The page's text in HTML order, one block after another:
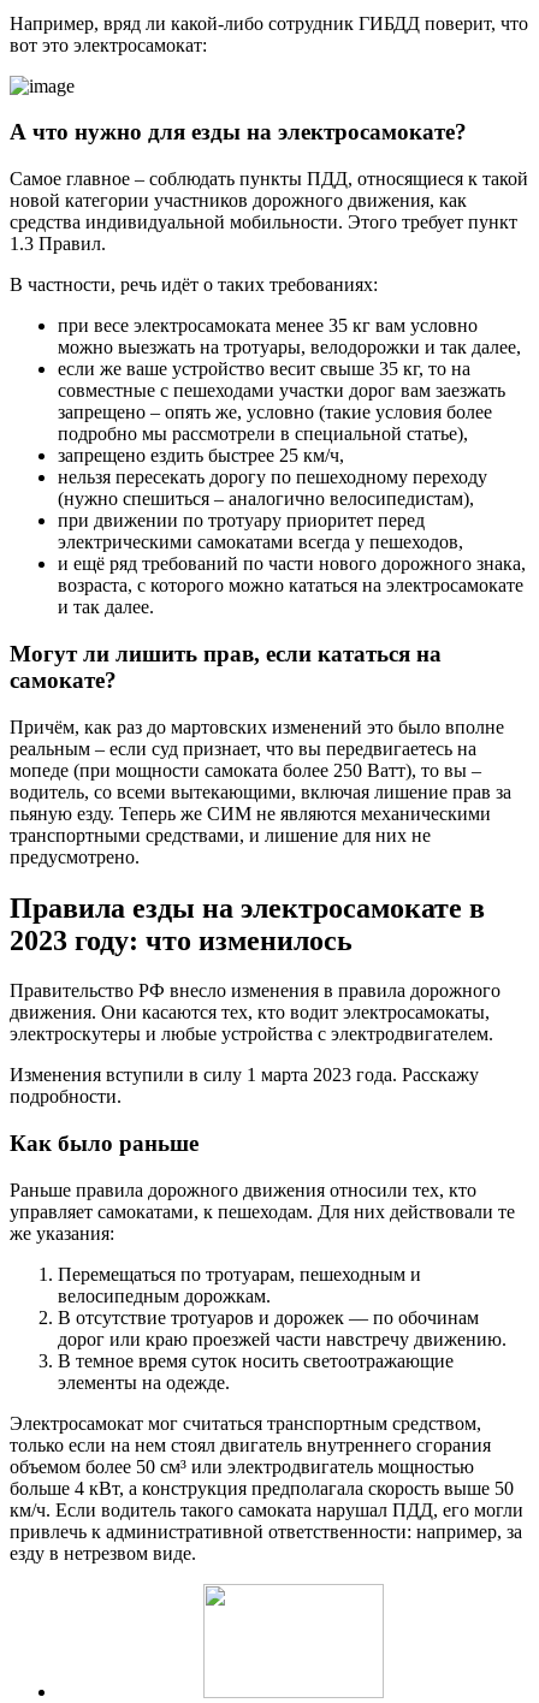
Например, вряд ли какой-либо сотрудник ГИБДД поверит, что
вот это электросамокат:
А что нужно для езды на электросамокате?
Самое главное – соблюдать пункты ПДД, относящиеся к такой
новой категории участников дорожного движения, как
средства индивидуальной мобильности. Этого требует пункт
1.3 Правил.
В частности, речь идёт о таких требованиях:
при весе электросамоката менее 35 кг вам условно
можно выезжать на тротуары, велодорожки и так далее,
если же ваше устройство весит свыше 35 кг, то на
совместные с пешеходами участки дорог вам заезжать
запрещено – опять же, условно (такие условия более
подробно мы рассмотрели в специальной статье),
запрещено ездить быстрее 25 км/ч,
нельзя пересекать дорогу по пешеходному переходу
(нужно спешиться – аналогично велосипедистам),
при движении по тротуару приоритет перед
электрическими самокатами всегда у пешеходов,
и ещё ряд требований по части нового дорожного знака,
возраста, с которого можно кататься на электросамокате
и так далее.
Могут ли лишить прав, если кататься на
самокате?
Причём, как раз до мартовских изменений это было вполне
реальным – если суд признает, что вы передвигаетесь на
мопеде (при мощности самоката более 250 Ватт), то вы –
водитель, со всеми вытекающими, включая лишение прав за
пьяную езду. Теперь же СИМ не являются механическими
транспортными средствами, и лишение для них не
предусмотрено.
Правила езды на электросамокате в
2023 году: что изменилось
Правительство РФ внесло изменения в правила дорожного
движения. Они касаются тех, кто водит электросамокаты,
электроскутеры и любые устройства с электродвигателем.
Изменения вступили в силу 1 марта 2023 года. Расскажу
подробности.
Как было раньше
Раньше правила дорожного движения относили тех, кто
управляет самокатами, к пешеходам. Для них действовали те
же указания:
Перемещаться по тротуарам, пешеходным и
велосипедным дорожкам.
В отсутствие тротуаров и дорожек — по обочинам
дорог или краю проезжей части навстречу движению.
В темное время суток носить светоотражающие
элементы на одежде.
Электросамокат мог считаться транспортным средством,
только если на нем стоял двигатель внутреннего сгорания
объемом более 50 см³ или электродвигатель мощностью
больше 4 кВт, а конструкция предполагала скорость выше 50
км/ч. Если водитель такого самоката нарушал ПДД, его могли
привлечь к административной ответственности: например, за
езду в нетрезвом виде.